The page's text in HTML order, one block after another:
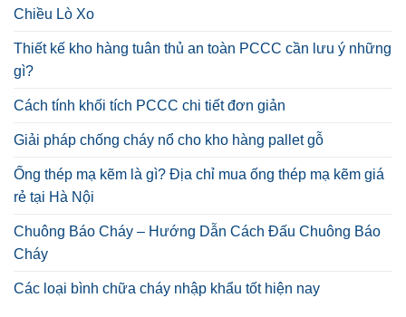
Chiều Lò Xo
Thiết kế kho hàng tuân thủ an toàn PCCC cần lưu ý những
gì?
Cách tính khối tích PCCC chi tiết đơn giản
Giải pháp chống cháy nổ cho kho hàng pallet gỗ
Ống thép mạ kẽm là gì? Địa chỉ mua ống thép mạ kẽm giá
rẻ tại Hà Nội
Chuông Báo Cháy – Hướng Dẫn Cách Đấu Chuông Báo
Cháy
Các loại bình chữa cháy nhập khẩu tốt hiện nay